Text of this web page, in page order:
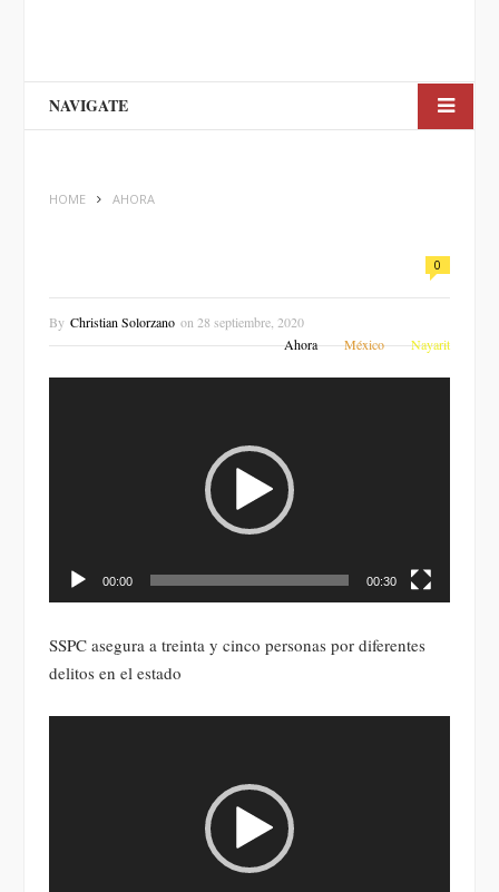
NAVIGATE
HOME AHORA
0
By Christian Solorzano on 28 septiembre, 2020
Ahora
México Nayarit
00:00 00:30
SSPC asegura a treinta y cinco personas por diferentes
delitos en el estado